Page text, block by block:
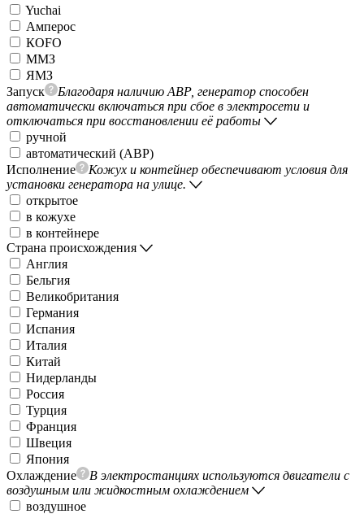
Yuchai
Амперос
КОFO
ММЗ
ЯМЗ
Запуск
Благодаря наличию АВР, генератор способен
автоматически включаться при сбое в электросети и
отключаться при восстановлении её работы
ручной
автоматический (АВР)
Исполнение
Кожух и контейнер обеспечивают условия для
установки генератора на улице.
открытое
в кожухе
в контейнере
Страна происхождения
Англия
Бельгия
Великобритания
Германия
Испания
Италия
Китай
Нидерланды
Россия
Турция
Франция
Швеция
Япония
Охлаждение
В электростанциях используются двигатели с
воздушным или жидкостным охлаждением
воздушное